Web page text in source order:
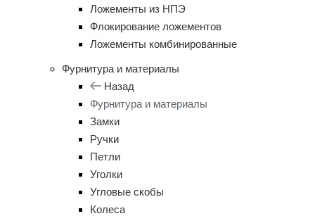
Ложементы из НПЭ
Флокирование ложементов
Ложементы комбинированные
Фурнитура и материалы
Назад
Фурнитура и материалы
Замки
Ручки
Петли
Уголки
Угловые скобы
Колеса